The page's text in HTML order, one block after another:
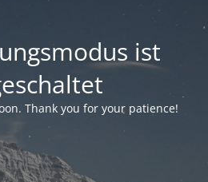
ist
Thank you for your patience!